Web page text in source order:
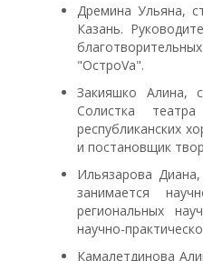
Дремина Ульяна,
Казань.
"ОстроVа".
Закияшко Алина,
Солистка
республиканских
и постановщик
Ильязарова
занимается
региональных
научно-
Камалетдинова